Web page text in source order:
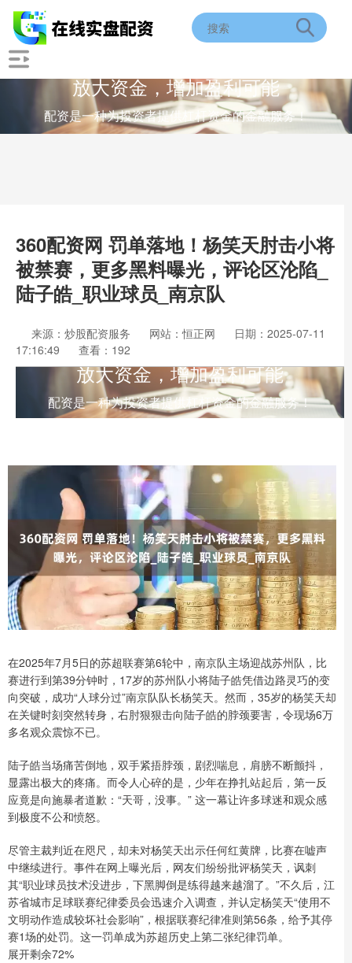
放大资金，增加盈利可能
配资是一种为投资者提供杠杆资金的金融服务！
360配资网 罚单落地！杨笑天肘击小将
被禁赛，更多黑料曝光，评论区沦陷_
陆子皓_职业球员_南京队
来源：炒股配资服务 网站：恒正网
日期：2025-07-11
17:16:49
查看：192
放大资金，增加盈利可能
配资是一种为投资者提供杠杆资金的金融服务！
在2025年7月5日的苏超联赛第6轮中，南京队主场迎战苏州队，比
赛进行到第39分钟时，17岁的苏州队小将陆子皓凭借边路灵巧的变
向突破，成功“人球分过”南京队队长杨笑天。然而，35岁的杨笑天却
在关键时刻突然转身，右肘狠狠击向陆子皓的脖颈要害，令现场6万
多名观众震惊不已。
陆子皓当场痛苦倒地，双手紧捂脖颈，剧烈喘息，肩膀不断颤抖，
显露出极大的疼痛。而令人心碎的是，少年在挣扎站起后，第一反
应竟是向施暴者道歉：“天哥，没事。” 这一幕让许多球迷和观众感
到极度不公和愤怒。
尽管主裁判近在咫尺，却未对杨笑天出示任何红黄牌，比赛在嘘声
中继续进行。事件在网上曝光后，网友们纷纷批评杨笑天，讽刺
其“职业球员技术没进步，下黑脚倒是练得越来越溜了。”不久后，江
苏省城市足球联赛纪律委员会迅速介入调查，并认定杨笑天“使用不
文明动作造成较坏社会影响”，根据联赛纪律准则第56条，给予其停
赛1场的处罚。这一罚单成为苏超历史上第二张纪律罚单。
展开剩余72%